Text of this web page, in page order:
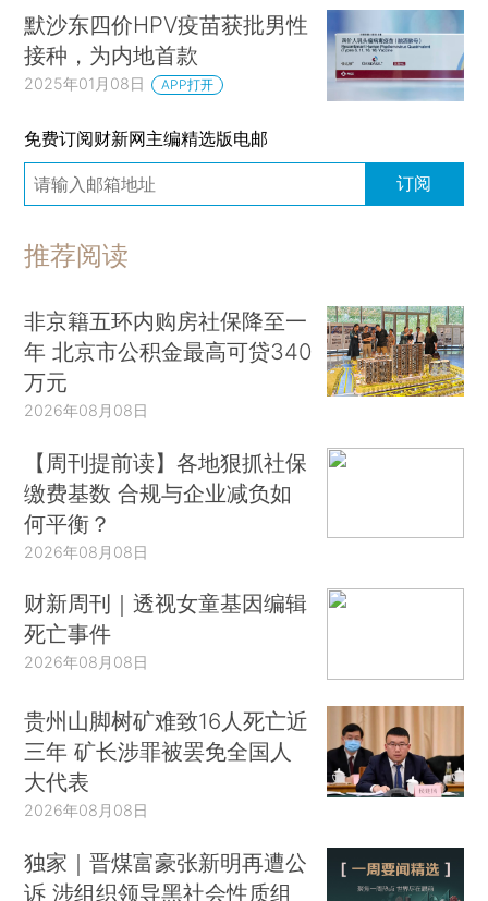
默沙东四价HPV疫苗获批男性
接种，为内地首款
2025年01月08日 APP打开
免费订阅财新网主编精选版电邮
订阅
推荐阅读
非京籍五环内购房社保降至一
年 北京市公积金最高可贷340
万元
2026年08月08日
【周刊提前读】各地狠抓社保
缴费基数 合规与企业减负如
何平衡？
2026年08月08日
财新周刊｜透视女童基因编辑
死亡事件
2026年08月08日
贵州山脚树矿难致16人死亡近
三年 矿长涉罪被罢免全国人
大代表
2026年08月08日
独家｜晋煤富豪张新明再遭公
诉 涉组织领导黑社会性质组